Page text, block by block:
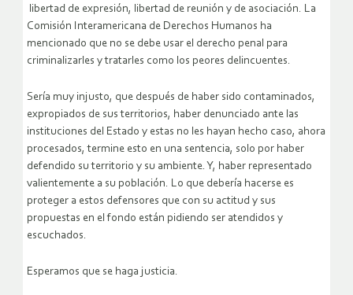
libertad de expresión, libertad de reunión y de asociación. La
Comisión Interamericana de Derechos Humanos ha
mencionado que no se debe usar el derecho penal para
criminalizarles y tratarles como los peores delincuentes.
Sería muy injusto, que después de haber sido contaminados,
expropiados de sus territorios, haber denunciado ante las
instituciones del Estado y estas no les hayan hecho caso, ahora
procesados, termine esto en una sentencia, solo por haber
defendido su territorio y su ambiente. Y, haber representado
valientemente a su población. Lo que debería hacerse es
proteger a estos defensores que con su actitud y sus
propuestas en el fondo están pidiendo ser atendidos y
escuchados.
Esperamos que se haga justicia.